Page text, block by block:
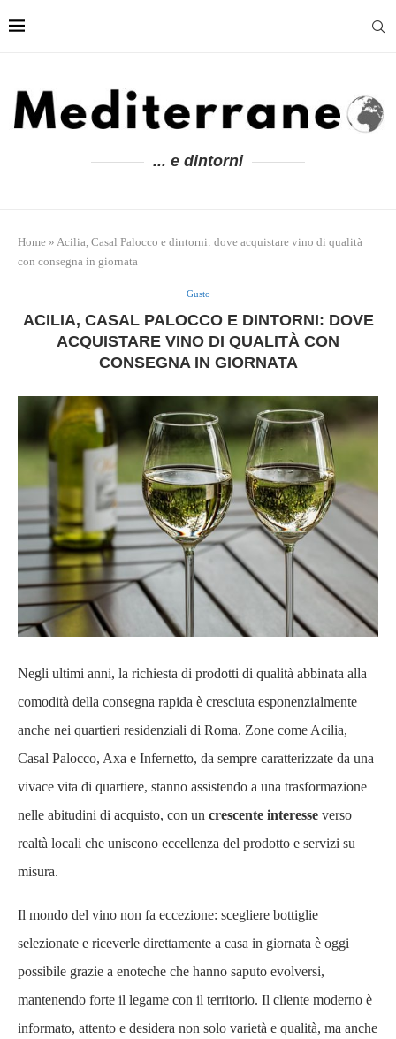
... e dintorni
Home » Acilia, Casal Palocco e dintorni: dove acquistare vino di qualità
con consegna in giornata
Gusto
ACILIA, CASAL PALOCCO E DINTORNI: DOVE
ACQUISTARE VINO DI QUALITÀ CON
CONSEGNA IN GIORNATA
Negli ultimi anni, la richiesta di prodotti di qualità abbinata alla
comodità della consegna rapida è cresciuta esponenzialmente
anche nei quartieri residenziali di Roma. Zone come Acilia,
Casal Palocco, Axa e Infernetto, da sempre caratterizzate da una
vivace vita di quartiere, stanno assistendo a una trasformazione
nelle abitudini di acquisto, con un crescente interesse verso
realtà locali che uniscono eccellenza del prodotto e servizi su
misura.
Il mondo del vino non fa eccezione: scegliere bottiglie
selezionate e riceverle direttamente a casa in giornata è oggi
possibile grazie a enoteche che hanno saputo evolversi,
mantenendo forte il legame con il territorio. Il cliente moderno è
informato, attento e desidera non solo varietà e qualità, ma anche